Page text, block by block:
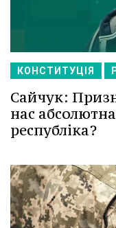
КОНСТИТУЦІЯ
Сайчук:
нас
республіка?